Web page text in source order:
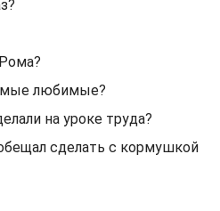
любимые?
на уроке труда?
сделать с кормушкой